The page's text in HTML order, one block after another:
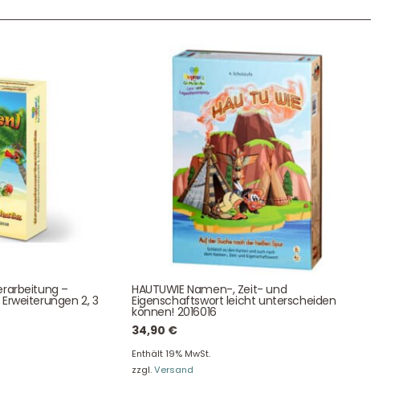
–
2, 3
HAUTUWIE Namen-, Zeit- und
Eigenschaftswort leicht unterscheiden
können! 2016016
34,90 €
Enthält 19% MwSt.
zzgl.Versand
Eine besondere Möglichkeit, Familie und Freunden die
WhatsApp mitzuteilen.
Newsletter Anmelden
NEWSLETTER